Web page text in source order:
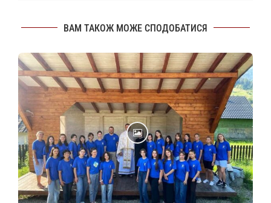
ВАМ ТАКОЖ МОЖЕ СПОДОБАТИСЯ